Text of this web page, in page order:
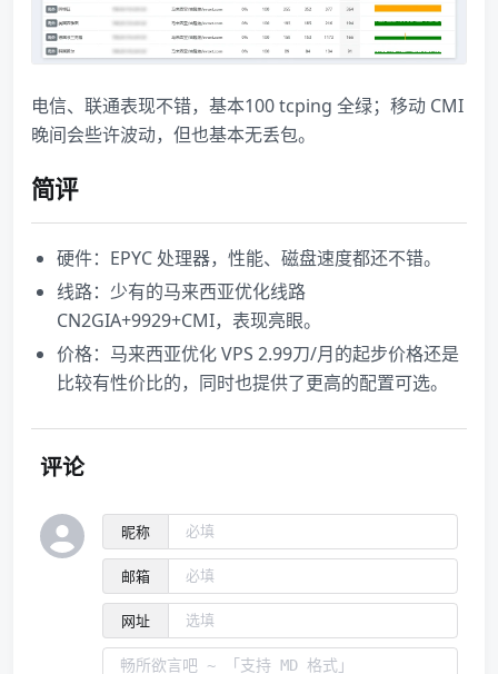
电信、联通表现不错，基本100 tcping 全绿；移动 CMI
晚间会些许波动，但也基本无丢包。
简评
硬件：EPYC 处理器，性能、磁盘速度都还不错。
线路：少有的马来西亚优化线路
CN2GIA+9929+CMI，表现亮眼。
价格：马来西亚优化 VPS 2.99刀/月的起步价格还是
比较有性价比的，同时也提供了更高的配置可选。
评论
昵称
邮箱
网址